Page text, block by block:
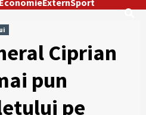
EconomieExternSport
Ciprian
pun
pe